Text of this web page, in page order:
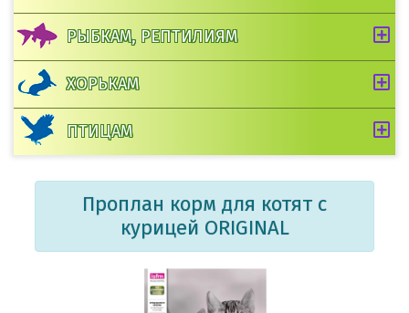
РЫБКАМ, РЕПТИЛИЯМ
ХОРЬКАМ
ПТИЦАМ
Проплан корм для котят с
курицей ORIGINAL